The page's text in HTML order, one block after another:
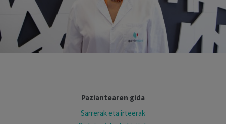
Paziantearen gida
Sarrerak eta irteerak